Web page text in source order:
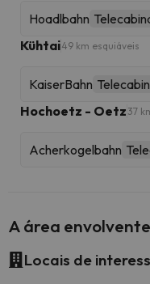
Hoadlbahn
Kühtai49 km esquiáveis
KaiserBahn
Hochoetz - Oetz 37
Acherkogelbahn
A área
Locais de